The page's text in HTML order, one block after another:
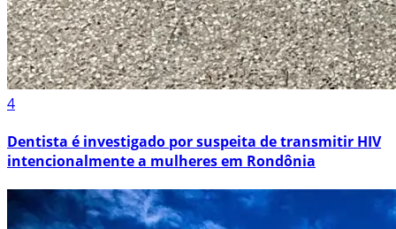
4
Dentista é investigado por suspeita de transmitir HIV
intencionalmente a mulheres em Rondônia